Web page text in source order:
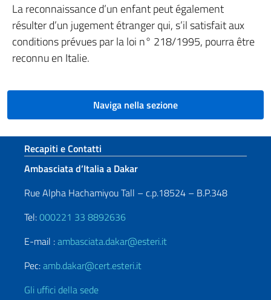
La reconnaissance d’un enfant peut également
résulter d’un jugement étranger qui, s’il satisfait aux
conditions prévues par la loi n° 218/1995, pourra être
reconnu en Italie.
Naviga nella sezione
Sezione footer
Recapiti e Contatti
Ambasciata d’Italia a Dakar
Rue Alpha Hachamiyou Tall – c.p.18524 – B.P.348
Tel:000221 33 8892636
E-mail :ambasciata.dakar@esteri.it
Pec:amb.dakar@cert.esteri.it
Gli uffici della sede